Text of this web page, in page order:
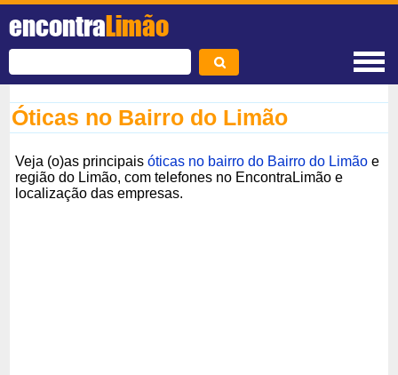
encontraLimão
Óticas no Bairro do Limão
Veja (o)as principaisóticas no bairro do Bairro do Limão e
região do Limão, com telefones no EncontraLimão e
localização das empresas.